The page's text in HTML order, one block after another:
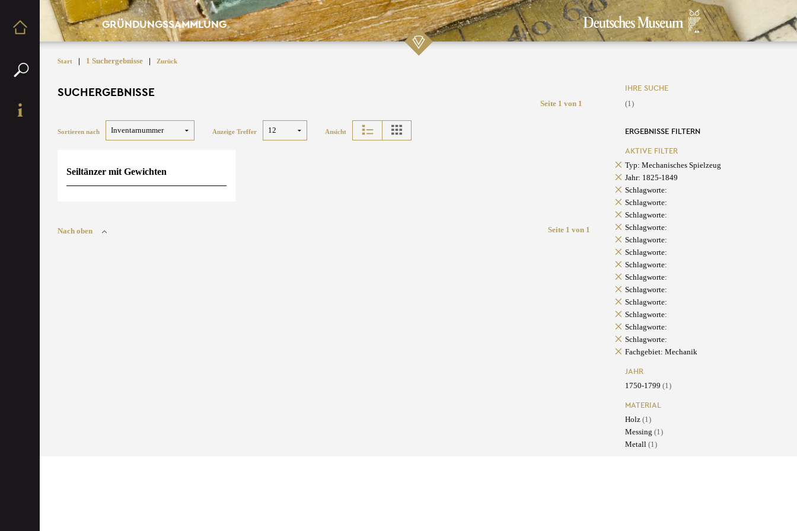
GRÜNDUNGSSAMMLUNG
Start | 1 Suchergebnisse | Zurück
SUCHERGEBNISSE
Seite 1 von 1
Sortieren nach Anzeige Treffer Ansicht
Seiltänzer mit Gewichten
Nach oben Seite 1 von 1
IHRE SUCHE
(1)
ERGEBNISSE FILTERN
AKTIVE FILTER
Typ: Mechanisches Spielzeug
Jahr: 1825-1849
Schlagworte:
Schlagworte:
Schlagworte:
Schlagworte:
Schlagworte:
Schlagworte:
Schlagworte:
Schlagworte:
Schlagworte:
Schlagworte:
Schlagworte:
Schlagworte:
Schlagworte:
Fachgebiet: Mechanik
JAHR
1750-1799 (1)
MATERIAL
Holz (1)
Messing (1)
Metall (1)